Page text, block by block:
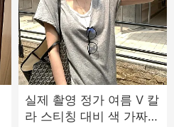
실제 촬영 정가 여름 V 칼
라 스티칭 대비 색 가짜